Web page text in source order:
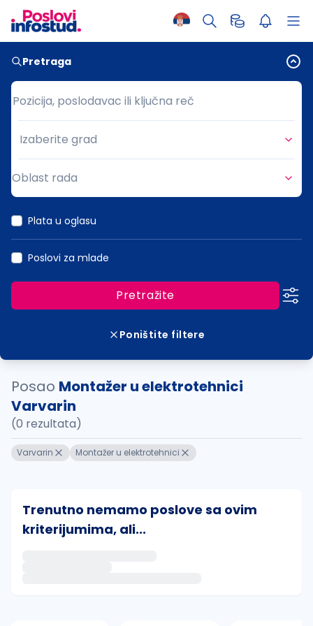
Pretraga
Pozicija, poslodavac ili ključna reč
Pozicija, poslodavac ili ključna reč
Grad
Izaberite grad
Oblast rada
Plata u oglasu
Poslovi za mlade
Pretražite
Poništite filtere
Posao Montažer u elektrotehnici
Varvarin
(0 rezultata)
Varvarin Montažer u elektrotehnici
Trenutno nemamo poslove sa ovim
kriterijumima, ali...